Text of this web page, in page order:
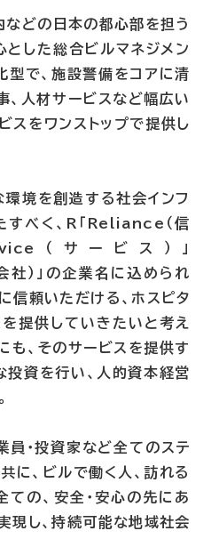
などの日本の都心部を担う
した総合ビルマネジメン
型で、施設警備をコアに清
、人材サービスなど幅広い
スをワンストップで提供し
環境を創造する社会インフ
すべく、R「Reliance（信
（サービス）」
）」の企業名に込められ
信頼いただける、ホスピタ
提供していきたいと考え
も、そのサービスを提供す
投資を行い、人的資本経営
員・投資家など全てのステ
に、ビルで働く人、訪れる
の、安全・安心の先にあ
現し、持続可能な地域社会